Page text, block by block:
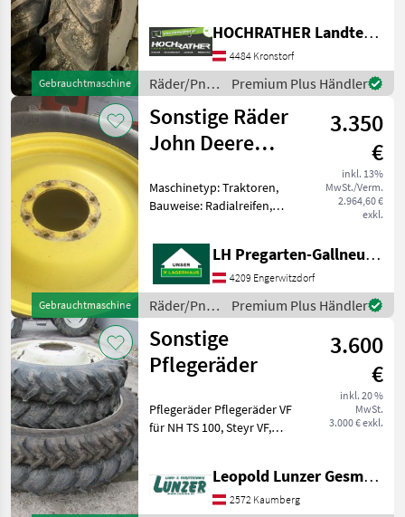
Gebrauchtmaschine
270/95 R44+ 250/85 R28
passend zu Steyr Serie
9085-9105 MT Derzeitige Sp
HOCHRATHER Landtechnik GmbH
4484 Kronstorf
Räder/Pneu/Felgen
/ Firestone
Premium Plus Händler
Gebrauchtmaschine
Sonstige Räder
John Deere
320/90R46
3.350
€
inkl. 13%
MwSt./Verm.
2.964,60 €
exkl.
Maschinetyp: Traktoren,
Bauweise: Radialreifen,
Kompletträder -
Pflegebereifung , Felgen
John Deere Spur 1800 mm,
Vorne 270/95 R 32, Hinten
320/
LH Pregarten-Gallneukirchen, Gallneukirchen
4209 Engerwitzdorf
Räder/Pneu/Felgen
/ Sonstige
Premium Plus Händler
Sonstige
Pflegeräder
3.600
€
inkl. 20 %
MwSt.
3.000 € exkl.
Pflegeräder Pflegeräder VF
für NH TS 100, Steyr VF,
R48. Räder/Pneu/Felgen
Traktorräder
Leopold Lunzer GesmbH
2572 Kaumberg